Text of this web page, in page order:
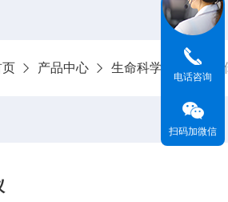
页 产品中心 生命科学仪器
电话咨询
扫码加微信